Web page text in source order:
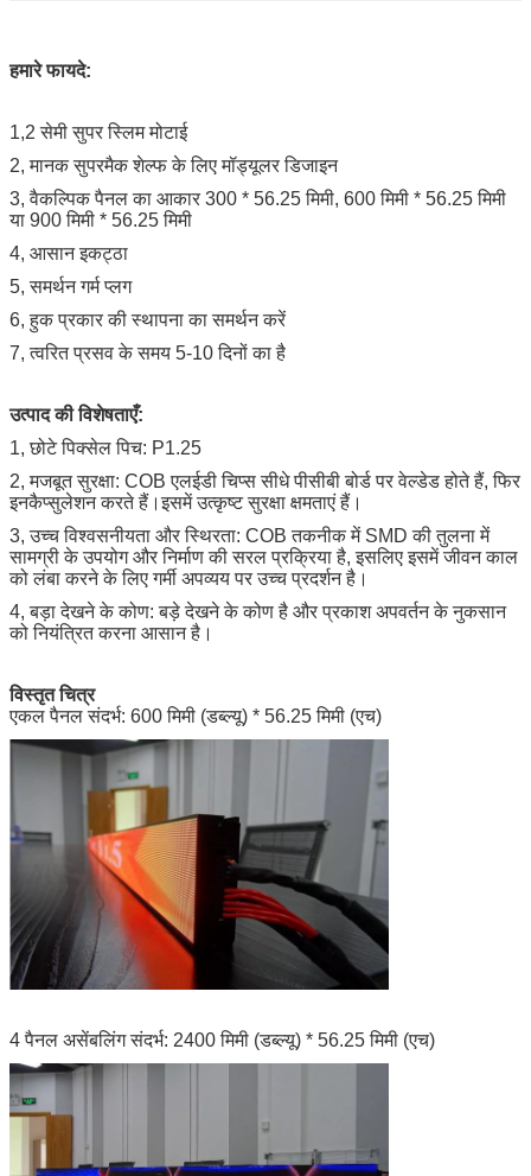
हमारे फायदे:
1,2 सेमी सुपर स्लिम मोटाई
2, मानक सुपरमैक शेल्फ के लिए मॉड्यूलर डिजाइन
3, वैकल्पिक पैनल का आकार 300 * 56.25 मिमी, 600 मिमी * 56.25 मिमी
या 900 मिमी * 56.25 मिमी
4, आसान इकट्ठा
5, समर्थन गर्म प्लग
6, हुक प्रकार की स्थापना का समर्थन करें
7, त्वरित प्रसव के समय 5-10 दिनों का है
उत्पाद की विशेषताएँ:
1, छोटे पिक्सेल पिच: P1.25
2, मजबूत सुरक्षा: COB एलईडी चिप्स सीधे पीसीबी बोर्ड पर वेल्डेड होते हैं, फिर
इनकैप्सुलेशन करते हैं।इसमें उत्कृष्ट सुरक्षा क्षमताएं हैं।
3, उच्च विश्वसनीयता और स्थिरता: COB तकनीक में SMD की तुलना में
सामग्री के उपयोग और निर्माण की सरल प्रक्रिया है, इसलिए इसमें जीवन काल
को लंबा करने के लिए गर्मी अपव्यय पर उच्च प्रदर्शन है।
4, बड़ा देखने के कोण: बड़े देखने के कोण है और प्रकाश अपवर्तन के नुकसान
को नियंत्रित करना आसान है।
विस्तृत चित्र
एकल पैनल संदर्भ: 600 मिमी (डब्ल्यू) * 56.25 मिमी (एच)
4 पैनल असेंबलिंग संदर्भ: 2400 मिमी (डब्ल्यू) * 56.25 मिमी (एच)